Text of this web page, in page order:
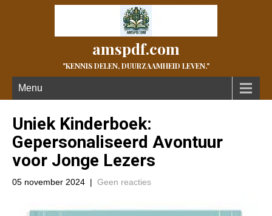
amspdf.com
"KENNIS DELEN, DUURZAAMHEID LEVEN."
Menu
Uniek Kinderboek:
Gepersonaliseerd Avontuur
voor Jonge Lezers
05 november 2024 | Geen reacties